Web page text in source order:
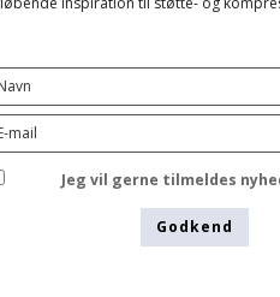
Jeg vil gerne tilmeldes
Godkend